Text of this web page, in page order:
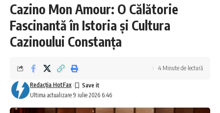
Cazino Mon Amour: O Călătorie
Fascinantă în Istoria și Cultura
Cazinoului Constanța
Ultima actualizare 9 iulie 2026 6:46
Redacţia HotFax
4 Minute de lectură